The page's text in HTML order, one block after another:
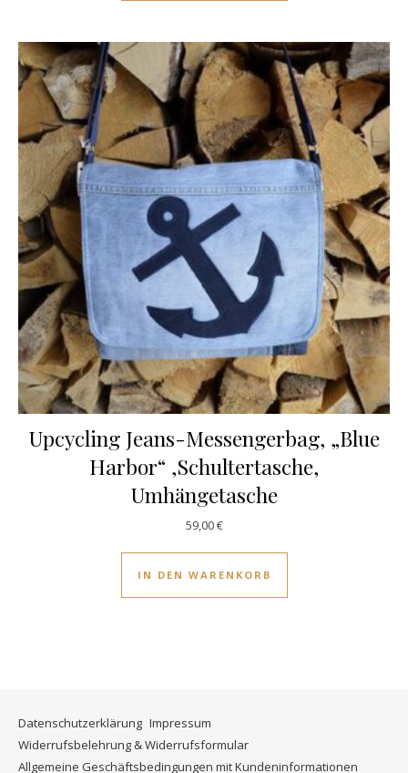
Upcycling Jeans-Messengerbag, „Blue
Harbor“ ,Schultertasche,
Umhängetasche
59,00€
IN DEN WARENKORB
Datenschutzerklärung Impressum
Widerrufsbelehrung & Widerrufsformular
Allgemeine Geschäftsbedingungen mit Kundeninformationen